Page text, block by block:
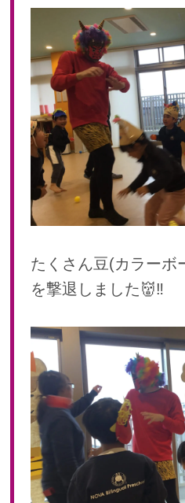
たくさん豆(カラーボ
を撃退しました👹‼️